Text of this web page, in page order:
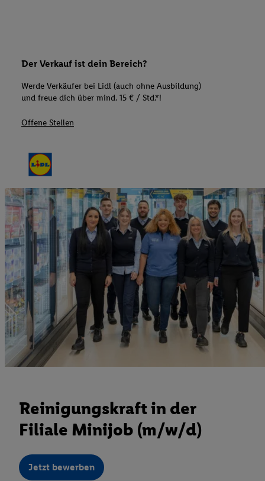
Der Verkauf ist dein Bereich?
Werde Verkäufer bei Lidl (auch ohne Ausbildung)
und freue dich über mind. 15 € / Std.*!
Offene Stellen
Reinigungskraft in der
Filiale Minijob (m/w/d)
Jetzt bewerben